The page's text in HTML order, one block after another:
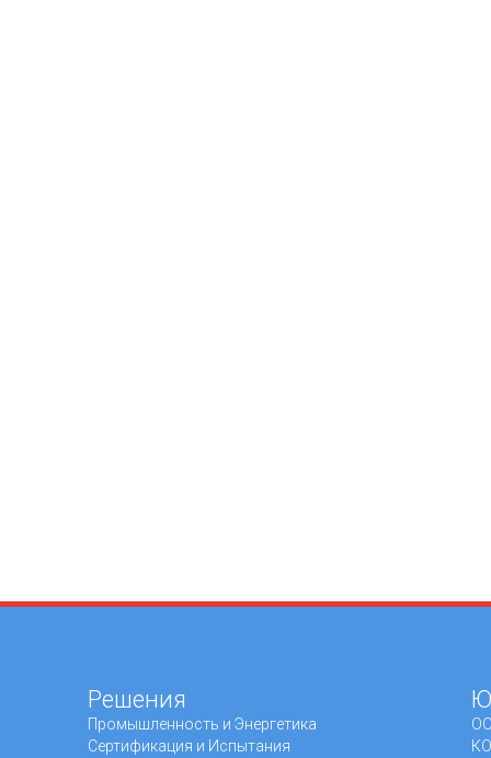
Решения
Промышленность и Энергетика
Сертификация и Испытания